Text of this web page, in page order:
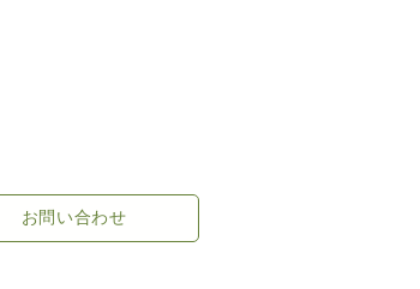
お問い合わせ